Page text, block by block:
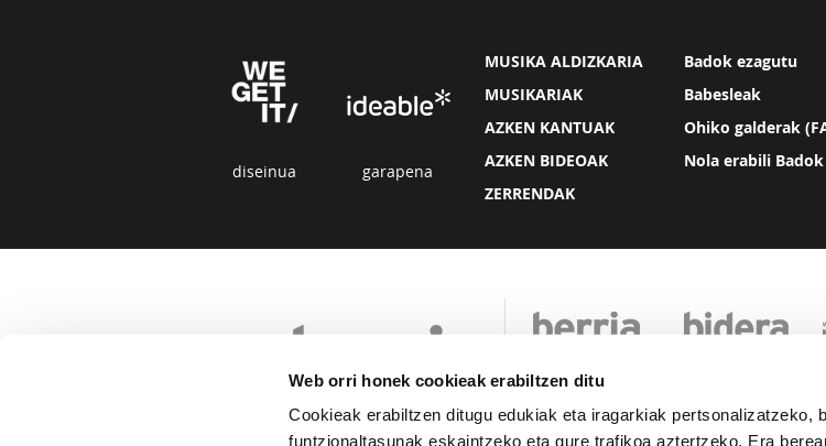
Web orri honek cookieak erabiltzen ditu
Cookieak erabiltzen ditugu edukiak eta iragarkiak pertsonalizatzeko,
funtzionaltasunak eskaintzeko eta gure trafikoa aztertzeko. Era
diseinua garapena
MUSIKA ALDIZKARIA
MUSIKARIAK
AZKEN KANTUAK
AZKEN BIDEOAK
ZERRENDAK
Badok ezagutu
Babesleak
Ohiko galderak
Nola erabili Badok